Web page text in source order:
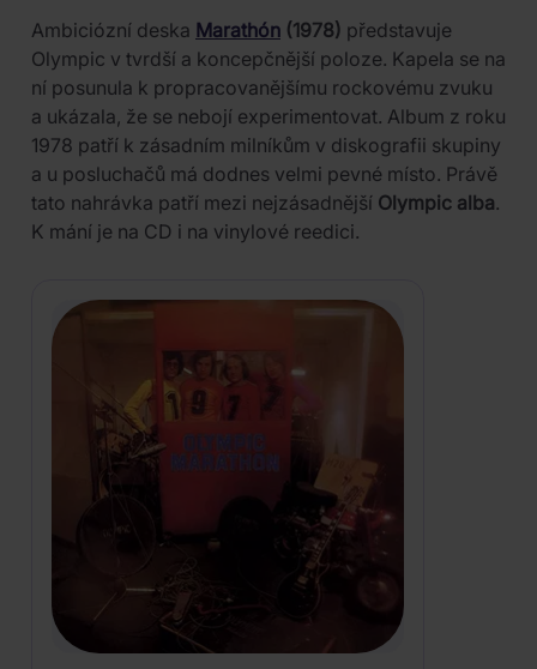
Ambiciózní deska Marathón (1978) představuje
Olympic v tvrdší a koncepčnější poloze. Kapela se na
ní posunula k propracovanějšímu rockovému zvuku
a ukázala, že se nebojí experimentovat. Album z roku
1978 patří k zásadním milníkům v diskografii skupiny
a u posluchačů má dodnes velmi pevné místo. Právě
tato nahrávka patří mezi nejzásadnější Olympic alba.
K mání je na CD i na vinylové reedici.